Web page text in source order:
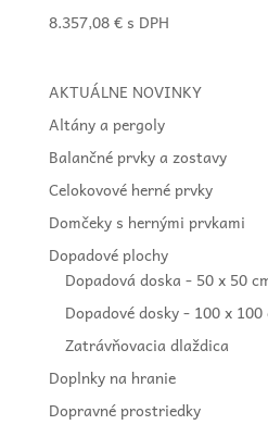
8.357,08€ s DPH
AKTUÁLNE NOVINKY
Altány a pergoly
Balančné prvky a zostavy
Celokovové herné prvky
Domčeky s hernými prvkami
Dopadové plochy
Dopadová doska - 50 x 50
Dopadové dosky - 100 x 100
Zatrávňovacia dlaždica
Doplnky na hranie
Dopravné prostriedky